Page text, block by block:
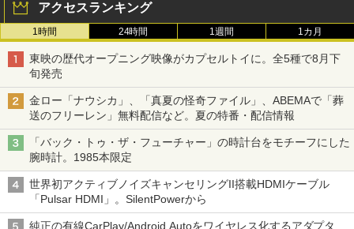
アクセスランキング
1時間 24時間 1週間 1カ月
東映の歴代オープニング映像がカプセルトイに。全5種で8月下
旬発売
金ロー「ナウシカ」、「真夏の怪奇ファイル」、ABEMAで「葬
送のフリーレン」無料配信など。夏の特番・配信情報
「バック・トゥ・ザ・フューチャー」の時計台をモチーフにした
腕時計。1985本限定
世界初アクティブノイズキャンセリングII搭載HDMIケーブル
「Pulsar HDMI」。SilentPowerから
純正の有線CarPlay/Android Autoをワイヤレス化するアダプタ